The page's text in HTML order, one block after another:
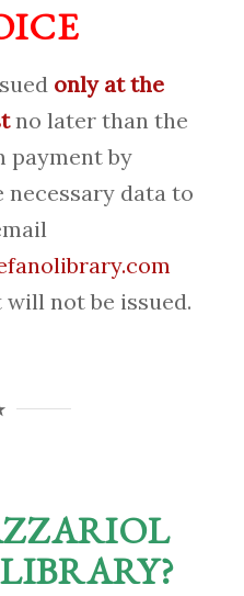
only at the
no later than the
payment by
data to
not be issued.